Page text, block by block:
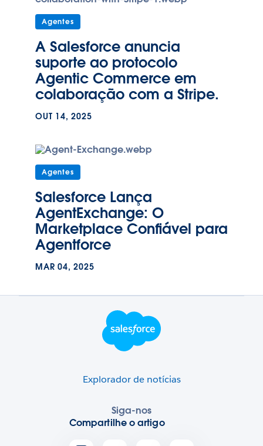
Agentes
A Salesforce anuncia
suporte ao protocolo
Agentic Commerce em
colaboração com a Stripe.
OUT 14, 2025
Agentes
Salesforce Lança
AgentExchange: O
Marketplace Confiável para
Agentforce
MAR 04, 2025
Logotipo do rodapé
Explorador de notícias
Siga-nos
Compartilhe o artigo